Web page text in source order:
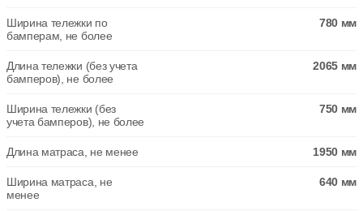
Ширина тележки по
бамперам, не более
780 мм
Длина тележки (без учета
бамперов), не более
2065 мм
Ширина тележки (без
учета бамперов), не более
750 мм
Длина матраса, не менее 1950 мм
Ширина матраса, не
менее
640 мм